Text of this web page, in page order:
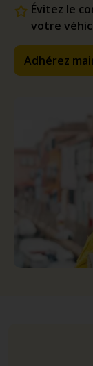
Évitez le
votre
Adhérez